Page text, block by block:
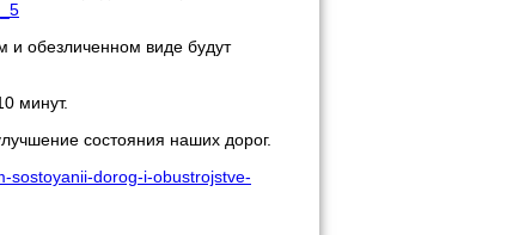
и обезличенном виде будут
минут.
состояния наших дорог.
sostoyanii-dorog-i-obustrojstve-